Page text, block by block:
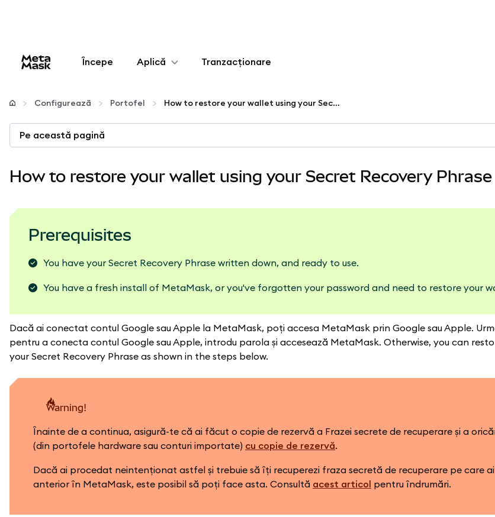
Începe Aplică
Configurează
Gestionează criptoactivele
Tranzacționare
Configurează Portofel How to restore your wallet using your Secret Recovery Phrase
Pe această pagină
How to restore your wallet using your Secret Recovery Phrase
Prerequisites
You have your Secret Recovery Phrase written down, and ready to use.
You have a fresh install of MetaMask, or you've forgotten your password and need to restore your
Dacă ai conectat contul Google sau Apple la MetaMask, poți accesa MetaMask prin Google sau Apple.
pentru a conecta contul Google sau Apple, introdu parola și accesează MetaMask. Otherwise, you can
your Secret Recovery Phrase as shown in the steps below.
warning!
Înainte de a continua, asigură-te că ai făcut o copie de rezervă a Frazei secrete de recuperare și a
(din portofele hardware sau conturi importate) cu copie de rezervă.
Dacă ai procedat neintenționat astfel și trebuie să îți recuperezi fraza secretă de recuperare pe care
anterior în MetaMask, este posibil să poți face asta. Consultă acest articol pentru îndrumări.